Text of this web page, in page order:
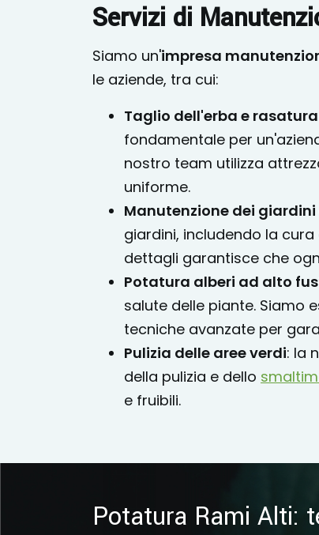
Servizi di
Siamo un'impresa
le aziende, tra cui:
Taglio dell'erba e
fondamentale per
nostro team utilizza
uniforme.
Manutenzione dei
giardini, includendo la
dettagli garantisce che
Potatura alberi ad alto
salute delle piante. Siamo
tecniche avanzate per
Pulizia delle aree verdi: la
della pulizia e dello
e fruibili.
Potatura Rami Alti: